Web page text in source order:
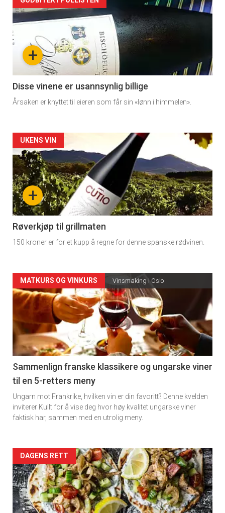
akkurat
nå
3
+
Disse vinene er usannsynlig billige
Årsaken er knyttet til eieren som får sin «lønn i himmelen».
Forsiden
akkurat
nå
-
4
+
UKENS VIN
Røverkjøp til grillmaten
150 kroner er for et kupp å regne for denne spanske rødvinen.
Forsiden
akkurat
nå
-
5
MATKURS OG VINKURS Vinsmaking i Oslo
Sammenlign franske klassikere og ungarske viner
til en 5-retters meny
Ungarn mot Frankrike, hvilken vin er din favoritt? Denne kvelden
inviterer Kullt for å vise deg hvor høy kvalitet ungarske viner
faktisk har, sammen med en utrolig meny.
Forsiden
akkurat
nå
DAGENS RETT